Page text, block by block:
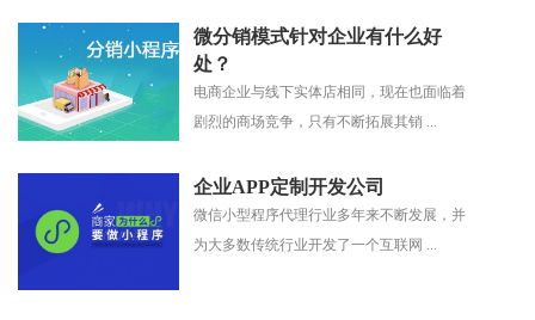
微分销模式针对企业有什么好
处？
电商企业与线下实体店相同，现在也面临着
剧烈的商场竞争，只有不断拓展其销 ...
企业APP定制开发公司
微信小型程序代理行业多年来不断发展，并
为大多数传统行业开发了一个互联网 ...